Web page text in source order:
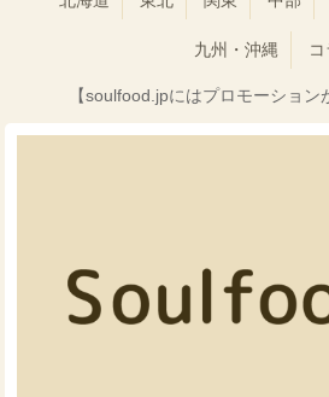
九州・沖縄
【soulfood.jpにはプロモーション